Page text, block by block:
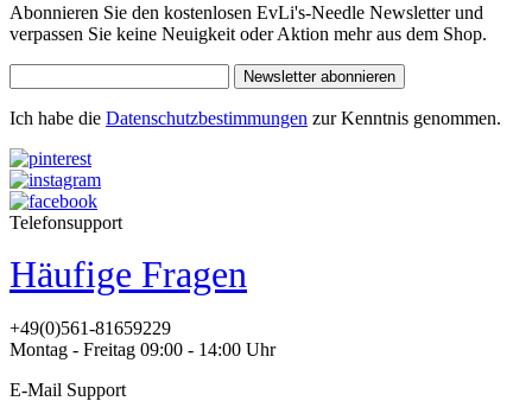
Abonnieren Sie den kostenlosen EvLi's-Needle Newsletter und
verpassen Sie keine Neuigkeit oder Aktion mehr aus dem Shop.
Newsletter abonnieren
Ich habe die Datenschutzbestimmungen zur Kenntnis genommen.
Telefonsupport
Häufige Fragen
+49(0)561-81659229
Montag - Freitag 09:00 - 14:00 Uhr
E-Mail Support